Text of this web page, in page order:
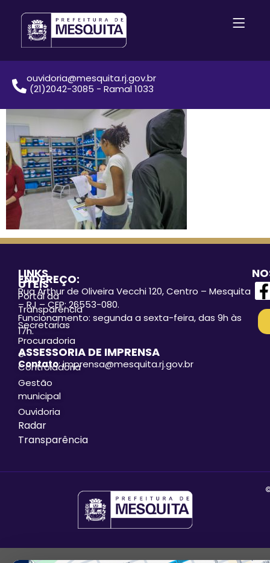
ouvidoria@mesquita.rj.gov.br
(21)2042-3085 - Ramal 1033
LINKS
ÚTEIS
Portal da
Transparência
Secretarias
Procuradoria
e
Controladoria
Gestão
municipal
Ouvidoria
Radar
Transparência
ENDEREÇO:
Rua Arthur de Oliveira Vecchi 120, Centro – Mesquita
– RJ – CEP: 26553-080.
Funcionamento: segunda a sexta-feira, das 9h às
17h.
ASSESSORIA DE IMPRENSA
Contato: imprensa@mesquita.rj.gov.br